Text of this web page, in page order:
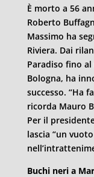
È morto a 56
Roberto
Massimo ha
Riviera. Dai
Paradiso fino
Bologna, ha
successo. “Ha
ricorda Mauro
Per il
lascia “un
Buchi neri a